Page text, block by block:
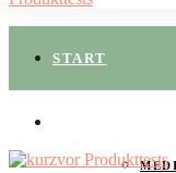
START